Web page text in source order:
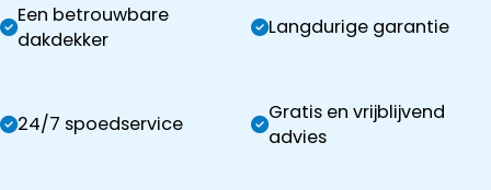
Een betrouwbare
dakdekker
Langdurige garantie
24/7 spoedservice
Gratis en vrijblijvend
advies